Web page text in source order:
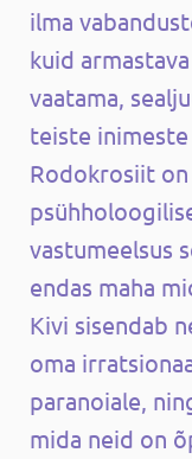
ilma
kuid
vaatama,
teiste
Rodokrosiit
vastumeelsus
endas maha
Kivi sisendab
oma
paranoiale,
mida neid on